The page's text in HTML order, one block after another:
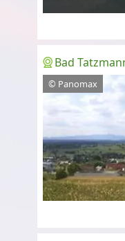
Bad
© Panomax